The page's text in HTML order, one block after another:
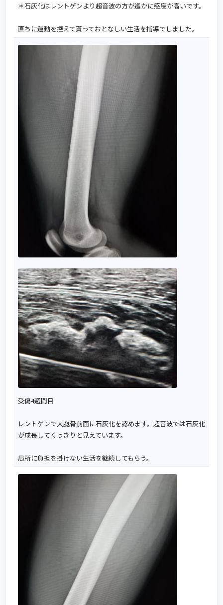
＊石灰化はレントゲンより超音波の方が遙かに感度が高いです。
直ちに運動を控えて貰っておとなしい生活を指導でしました。
受傷4週間目
レントゲンで大腿骨前面に石灰化を認めます。超音波では石灰化
が成長してくっきりと見えています。
局所に負担を掛けない生活を継続してもらう。